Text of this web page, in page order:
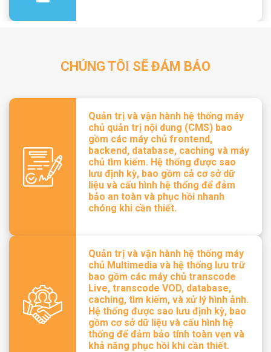
CHÚNG TÔI SẼ ĐẢM BẢO
Quản trị và vận hành hệ thống máy
chủ quản trị nội dung (CMS) bao
gồm các máy chủ frontend,
backend, database, caching và máy
chủ tìm kiếm. Hệ thống được sao
lưu định kỳ, bao gồm cả cơ sở dữ
liệu và cấu hình hệ thống để đảm
bảo an toàn và phục hồi nhanh
chóng khi cần thiết.
Quản trị và vận hành hệ thống máy
chủ Multimedia và hệ thống lưu trữ
bao gồm các máy chủ transcode
Live, transcode VOD, database,
caching, tìm kiếm, và xử lý hình ảnh.
Hệ thống được sao lưu định kỳ, bao
gồm cơ sở dữ liệu và cấu hình hệ
thống để đảm bảo tính toàn vẹn và
khả năng phục hồi khi cần thiết.